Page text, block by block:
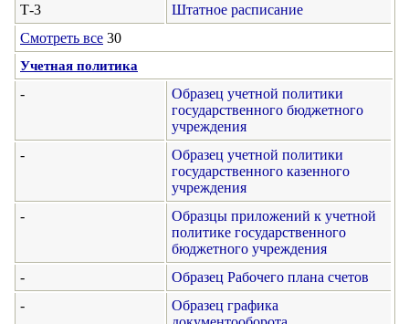
Т-3
Штатное расписание
Смотреть все 30
Учетная политика
-
Образец учетной политики
государственного бюджетного
учреждения
-
Образец учетной политики
государственного казенного
учреждения
-
Образцы приложений к учетной
политике государственного
бюджетного учреждения
-
Образец Рабочего плана счетов
-
Образец графика